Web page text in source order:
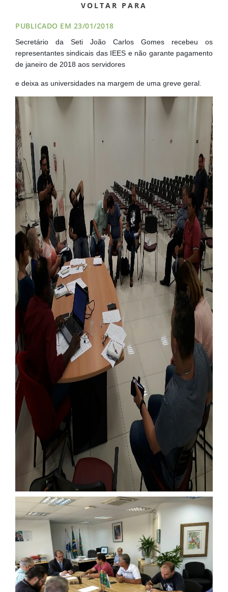
CONTATO
VOLTAR PARA
PUBLICADO EM 23/01/2018
Secretário da Seti João Carlos Gomes recebeu os
representantes sindicais das IEES e não garante pagamento
de janeiro de 2018 aos servidores
e deixa as universidades na margem de uma greve geral.